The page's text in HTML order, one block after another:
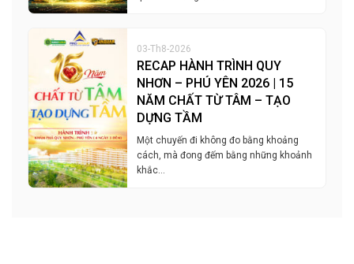
03-Th8-2026
RECAP HÀNH TRÌNH QUY
NHƠN – PHÚ YÊN 2026 | 15
NĂM CHẤT TỪ TÂM – TẠO
DỰNG TẦM
Một chuyến đi không đo bằng khoảng
cách, mà đong đếm bằng những khoảnh
khắc…